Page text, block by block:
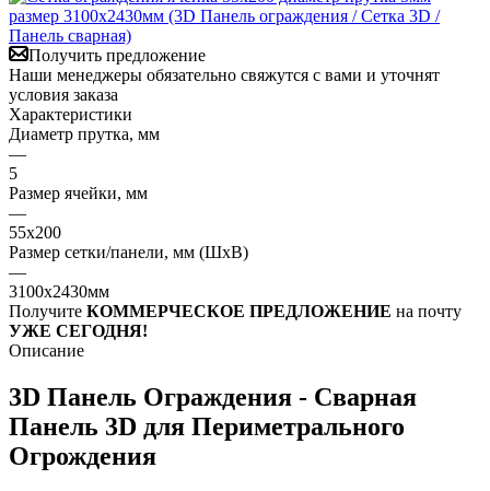
Получить предложение
Наши менеджеры обязательно свяжутся с вами и уточнят
условия заказа
Характеристики
Диаметр прутка, мм
—
5
Размер ячейки, мм
—
55х200
Размер сетки/панели, мм (ШхВ)
—
3100x2430мм
Получите КОММЕРЧЕСКОЕ ПРЕДЛОЖЕНИЕ на почту
УЖЕ СЕГОДНЯ!
Описание
3D Панель Ограждения - Сварная
Панель 3D для Периметрального
Огрождения